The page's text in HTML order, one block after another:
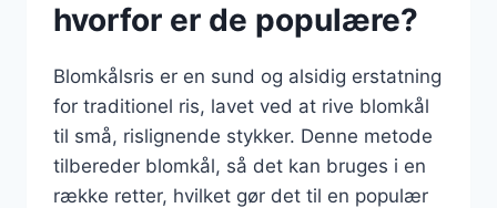
hvorfor er de populære?
Blomkålsris er en sund og alsidig erstatning
for traditionel ris, lavet ved at rive blomkål
til små, rislignende stykker. Denne metode
tilbereder blomkål, så det kan bruges i en
række retter, hvilket gør det til en populær